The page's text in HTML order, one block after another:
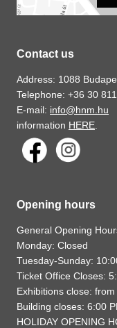
Contact us
Address: 1088
Telephone: +36 30
E-mail: info@hnm.hu
information HERE
Opening hours
General Opening
Monday: Closed
Tuesday-Sunday:
Ticket Office Closes:
Exhibitions close:
Building closes: 6:00
HOLIDAY OPENING